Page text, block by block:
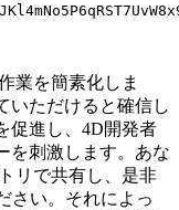
業を簡素化しま
いただけると確信し
促進し、4D開発者
を刺激します。あな
リで共有し、是非
さい。それによっ